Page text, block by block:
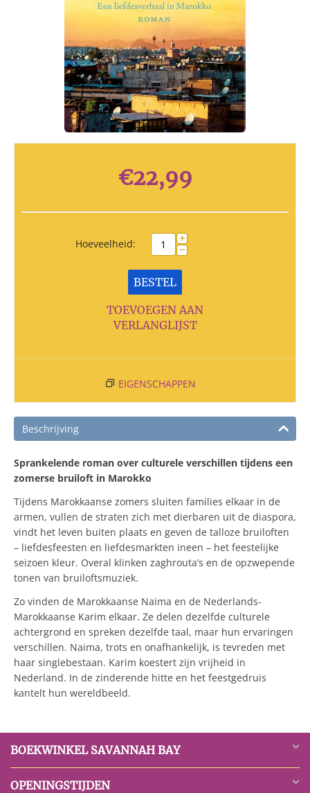
€22,99
Hoeveelheid: +
−
BESTEL
TOEVOEGEN AAN
VERLANGLIJST
EIGENSCHAPPEN
Beschrijving
Sprankelende roman over culturele verschillen tijdens een
zomerse bruiloft in Marokko
Tijdens Marokkaanse zomers sluiten families elkaar in de
armen, vullen de straten zich met dierbaren uit de diaspora,
vindt het leven buiten plaats en geven de talloze bruiloften
– liefdesfeesten en liefdesmarkten ineen – het feestelijke
seizoen kleur. Overal klinken zaghrouta’s en de opzwepende
tonen van bruiloftsmuziek.
Zo vinden de Marokkaanse Naima en de Nederlands-
Marokkaanse Karim elkaar. Ze delen dezelfde culturele
achtergrond en spreken dezelfde taal, maar hun ervaringen
verschillen. Naima, trots en onafhankelijk, is tevreden met
haar singlebestaan. Karim koestert zijn vrijheid in
Nederland. In de zinderende hitte en het feestgedruis
kantelt hun wereldbeeld.
BOEKWINKEL SAVANNAH BAY
OPENINGSTIJDEN